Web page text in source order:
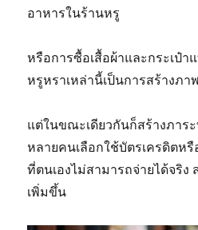
อาหารในร้านหรู
หรือการซื้อเสื้อผ้าและกระเป๋า
หรูหราเหล่านี้เป็นการสร้างภ
แต่ในขณะเดียวกันก็สร้างภาร
หลายคนเลือกใช้บัตรเครดิตห
ที่ตนเองไม่สามารถจ่ายได้จริง
เพิ่มขึ้น